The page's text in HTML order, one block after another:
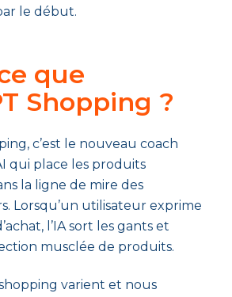
le début.
que
Shopping ?
c’est le nouveau coach
qui place les produits
la ligne de mire des
Lorsqu’un utilisateur exprime
l’IA sort les gants et
musclée de produits.
varient et nous